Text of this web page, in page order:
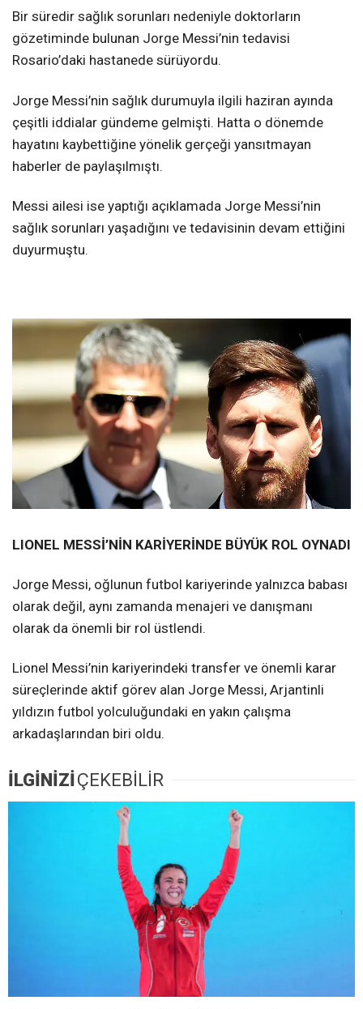
Bir süredir sağlık sorunları nedeniyle doktorların
gözetiminde bulunan Jorge Messi’nin tedavisi
Rosario’daki hastanede sürüyordu.
Jorge Messi’nin sağlık durumuyla ilgili haziran ayında
çeşitli iddialar gündeme gelmişti. Hatta o dönemde
hayatını kaybettiğine yönelik gerçeği yansıtmayan
haberler de paylaşılmıştı.
Messi ailesi ise yaptığı açıklamada Jorge Messi’nin
sağlık sorunları yaşadığını ve tedavisinin devam ettiğini
duyurmuştu.
LIONEL MESSİ’NİN KARİYERİNDE BÜYÜK ROL OYNADI
Jorge Messi, oğlunun futbol kariyerinde yalnızca babası
olarak değil, aynı zamanda menajeri ve danışmanı
olarak da önemli bir rol üstlendi.
Lionel Messi’nin kariyerindeki transfer ve önemli karar
süreçlerinde aktif görev alan Jorge Messi, Arjantinli
yıldızın futbol yolculuğundaki en yakın çalışma
arkadaşlarından biri oldu.
İLGİNİZİÇEKEBİLİR